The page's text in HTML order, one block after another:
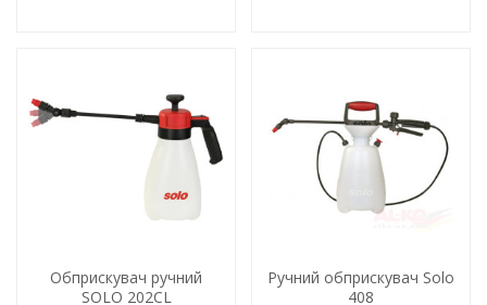
Обприскувач ручний
SOLO 202CL
Ручний обприскувач Solo
408